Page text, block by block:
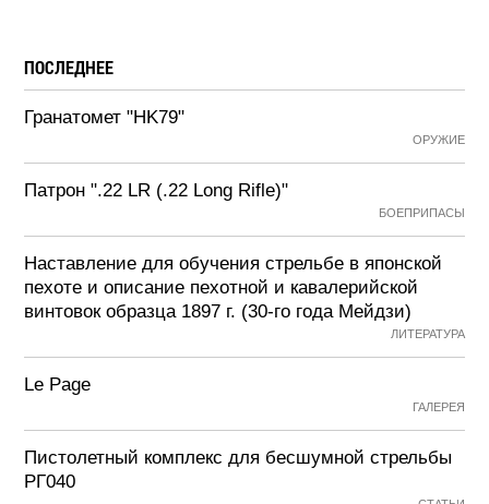
ПОСЛЕДНЕЕ
Гранатомет "HK79"
ОРУЖИЕ
Патрон ".22 LR (.22 Long Rifle)"
БОЕПРИПАСЫ
Наставление для обучения стрельбе в японской
пехоте и описание пехотной и кавалерийской
винтовок образца 1897 г. (30-го года Мейдзи)
ЛИТЕРАТУРА
Le Page
ГАЛЕРЕЯ
Пистолетный комплекс для бесшумной стрельбы
РГ040